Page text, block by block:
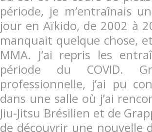
période, je m’entraînais
jour en Aïkido, de 2002 à
manquait quelque chose,
MMA. J’ai repris les
période du COVID.
professionnelle, j’ai pu
dans une salle où j’ai
Jiu-Jitsu Brésilien et de
de découvrir une nouvelle